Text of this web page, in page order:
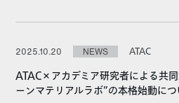
2025.10.20 NEWS ATAC
ATAC×アカデミア研究者による共同
ーンマテリアルラボ”の本格始動に